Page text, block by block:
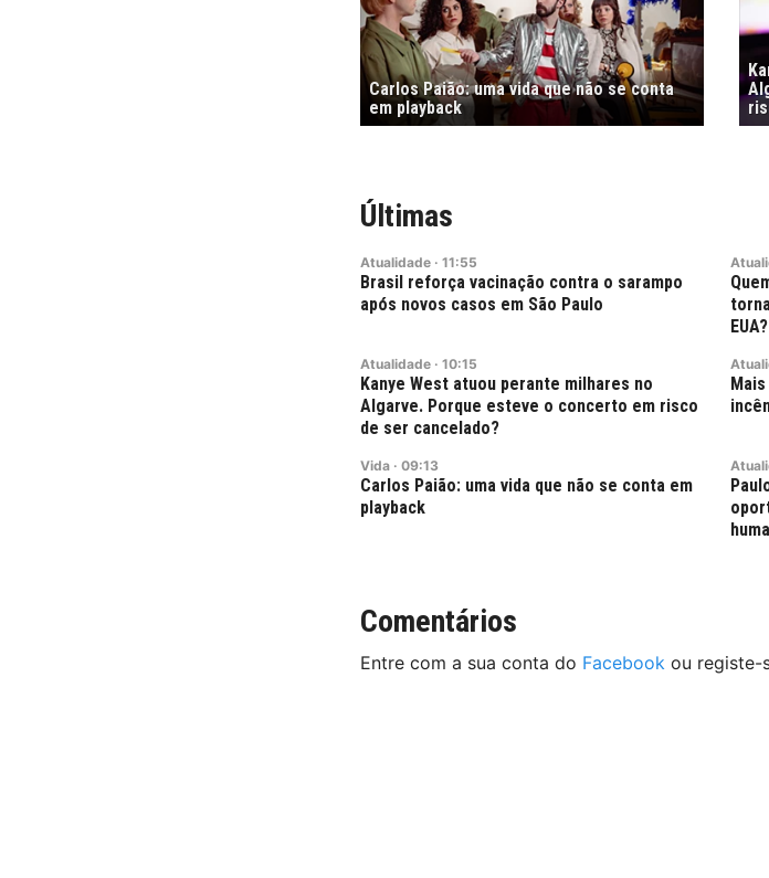
Carlos Paião: uma vida que não se conta
em playback
Últimas
Atualidade · 11:55
Brasil reforça vacinação contra o sarampo
após novos casos em São Paulo
EUA?
Atualidade · 10:15
Kanye West atuou perante milhares no
Algarve. Porque esteve o concerto em risco
de ser cancelado?
Vida · 09:13
Carlos Paião: uma vida que não se conta em
playback
Comentários
Entre com a sua conta do Facebook ou registe-